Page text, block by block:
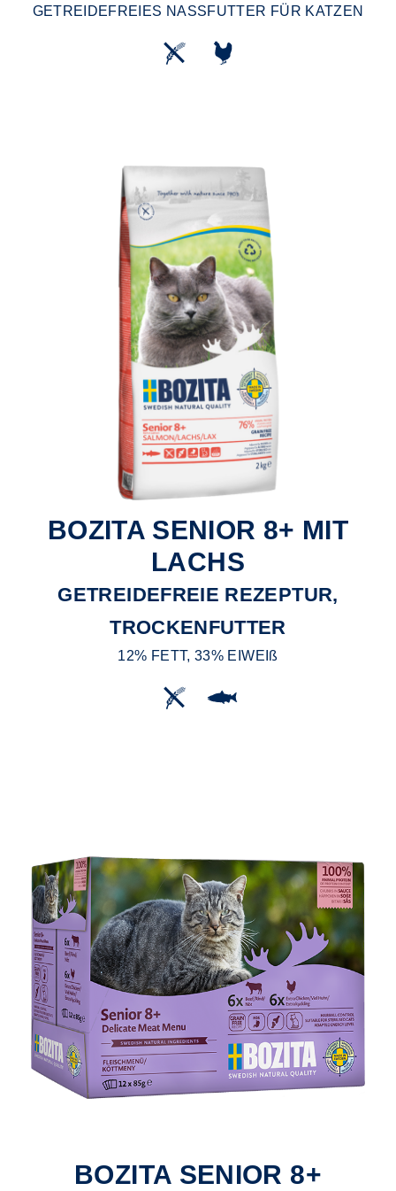
GETREIDEFREIES NASSFUTTER FÜR KATZEN
BOZITA SENIOR 8+ MIT
LACHS
GETREIDEFREIE REZEPTUR,
TROCKENFUTTER
12% FETT, 33% EIWEIß
BOZITA SENIOR 8+